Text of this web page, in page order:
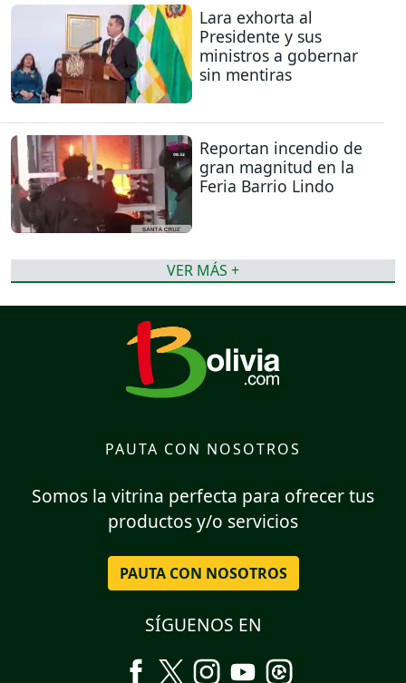
Lara exhorta al
Presidente y sus
ministros a gobernar
sin mentiras
Reportan incendio de
gran magnitud en la
Feria Barrio Lindo
VER MÁS +
PAUTA CON NOSOTROS
Somos la vitrina perfecta para ofrecer tus
productos y/o servicios
PAUTA CON NOSOTROS
SÍGUENOS EN